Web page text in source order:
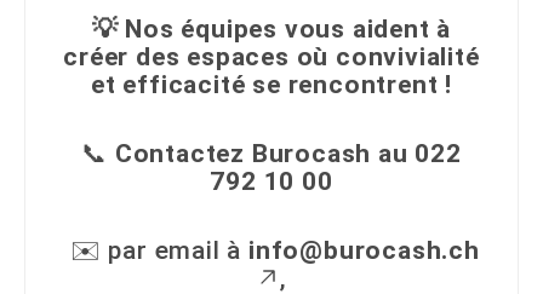
💡 Nos équipes vous aident à
créer des espaces où convivialité
et efficacité se rencontrent !
📞 Contactez Burocash au 022
792 10 00
✉️ par email à info@burocash.ch
,